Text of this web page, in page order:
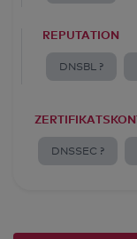
REPUTATION
DNSBL ?
DNSSEC ?